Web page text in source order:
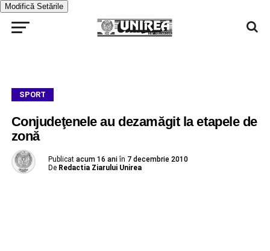
Modifică Setările
SPORT
Conjudeţenele au dezamăgit la etapele de
zonă
Publicat acum 16 ani în 7 decembrie 2010
De Redactia Ziarului Unirea